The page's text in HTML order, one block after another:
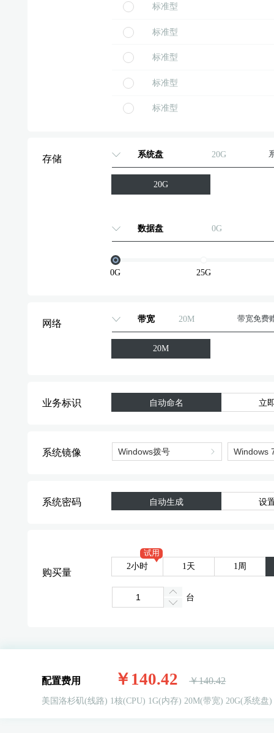
标准型
标准型
标准型
标准型
标准型
标准型
标准型
标准型
标准型
存储 系统盘 20G
20G
数据盘 0G
0G 25G
网络 带宽 20M 带宽免费
20M
业务标识 自动命名 立
系统镜像
系统密码 自动生成 设
购买量
2小时
试用
1天 1周
台
配置费用 ￥140.42 ￥140.42
美国洛杉矶(线路) 1核(CPU) 1G(内存) 20M(带宽) 20G(系统盘)